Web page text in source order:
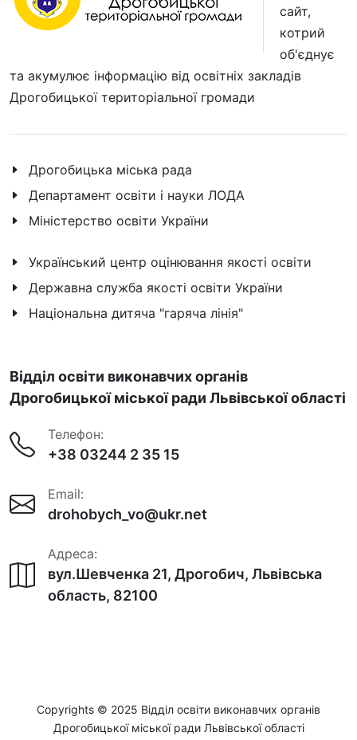
сайт,
котрий
об'єднує
та акумулює інформацію від освітніх закладів
Дрогобицької територіальної громади
Дрогобицька міська рада
Департамент освіти і науки ЛОДА
Міністерство освіти України
Український центр оцінювання якості освіти
Державна служба якості освіти України
Національна дитяча "гаряча лінія"
Відділ освіти виконавчих органів
Дрогобицької міської ради Львівської області
Телефон:
+38 03244 2 35 15
Email:
drohobych_vo@ukr.net
Адреса:
вул.Шевченка 21, Дрогобич, Львівська
область, 82100
Copyrights © 2025 Відділ освіти виконавчих органів
Дрогобицької міської ради Львівської області